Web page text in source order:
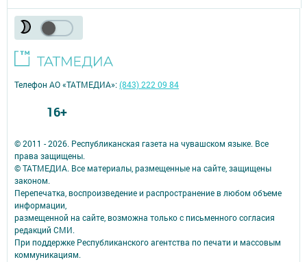
© 2011 - 2026. Республиканская газета на чувашском языке. Все
права защищены.
© ТАТМЕДИА. Все материалы, размещенные на сайте, защищены
законом.
Перепечатка, воспроизведение и распространение в любом объеме
информации,
размещенной на сайте, возможна только с письменного согласия
редакций СМИ.
При поддержке Республиканского агентства по печати и массовым
коммуникациям.
Телефон АО «ТАТМЕДИА»:(843) 222 09 84
16+